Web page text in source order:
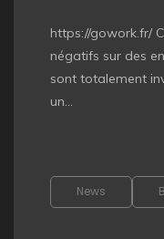
https://gowork.fr/
négatifs sur des
sont totalement
un...
News